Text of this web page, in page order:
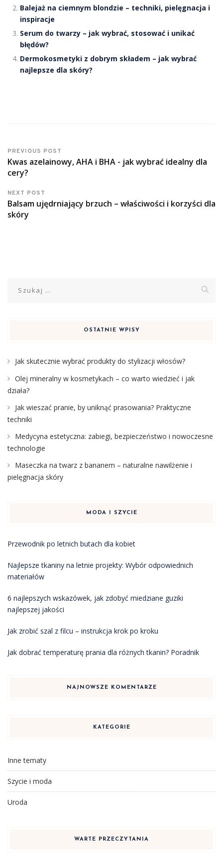
Balejaż na ciemnym blondzie – techniki, pielęgnacja i
inspiracje
Serum do twarzy – jak wybrać, stosować i unikać
błędów?
Dermokosmetyki z dobrym składem – jak wybrać
najlepsze dla skóry?
PREVIOUS POST
Kwas azelainowy, AHA i BHA - jak wybrać idealny dla
cery?
NEXT POST
Balsam ujędrniający brzuch – właściwości i korzyści dla
skóry
OSTATNIE WPISY
Jak skutecznie wybrać produkty do stylizacji włosów?
Olej mineralny w kosmetykach – co warto wiedzieć i jak
działa?
Jak wieszać pranie, by uniknąć prasowania? Praktyczne
techniki
Medycyna estetyczna: zabiegi, bezpieczeństwo i nowoczesne
technologie
Maseczka na twarz z bananem – naturalne nawilżenie i
pielęgnacja skóry
MODA I SZYCIE
Przewodnik po letnich butach dla kobiet
Najlepsze tkaniny na letnie projekty: Wybór odpowiednich
materiałów
6 najlepszych wskazówek, jak zdobyć miedziane guziki
najlepszej jakości
Jak zrobić szal z filcu – instrukcja krok po kroku
Jak dobrać temperaturę prania dla różnych tkanin? Poradnik
NAJNOWSZE KOMENTARZE
KATEGORIE
Inne tematy
Szycie i moda
Uroda
WARTE PRZECZYTANIA